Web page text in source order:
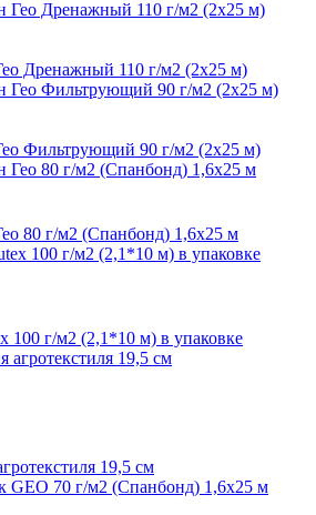
Дренажный 110 г/м2 (2х25 м)
Фильтрующий 90 г/м2 (2х25 м)
80 г/м2 (Спанбонд) 1,6х25 м
100 г/м2 (2,1*10 м) в упаковке
19,5 см